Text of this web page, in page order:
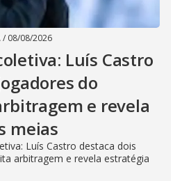
/ 08/08/2026
Luís Castro
do
e revela
meias
Luís Castro destaca dois
arbitragem e revela estratégia